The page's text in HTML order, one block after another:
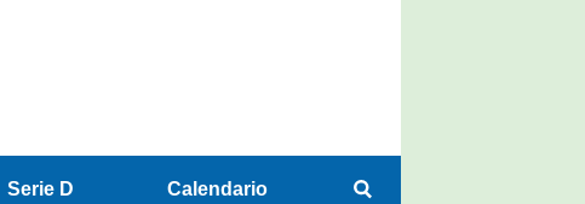
Serie D Calendario